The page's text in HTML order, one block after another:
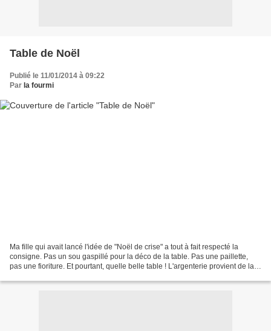
Table de Noël
Publié le 11/01/2014 à 09:22
Par la fourmi
Ma fille qui avait lancé l'idée de "Noël de crise" a tout à fait respecté la
consigne. Pas un sou gaspillé pour la déco de la table. Pas une paillette,
pas une fioriture. Et pourtant, quelle belle table ! L'argenterie provient de la